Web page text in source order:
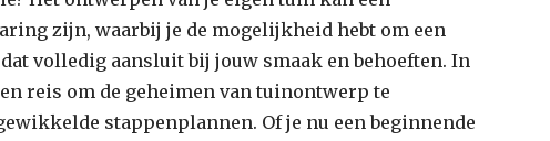
zijn, waarbij je de mogelijkheid hebt om een
volledig aansluit bij jouw smaak en behoeften. In
reis om de geheimen van tuinontwerp te
stappenplannen. Of je nu een beginnende